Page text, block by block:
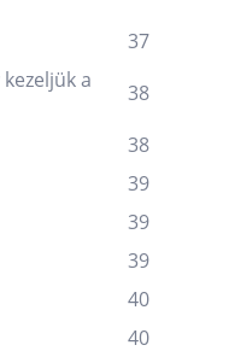
37
a
38
38
39
39
39
40
40